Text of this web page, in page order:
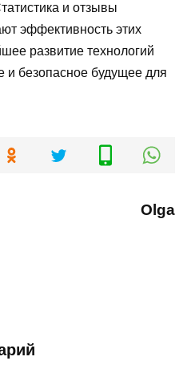
и отзывы
эффективность этих
развитие технологий
безопасное будущее для
Olga